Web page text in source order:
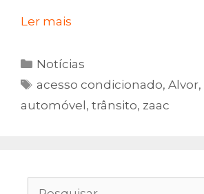
Ler mais
Categorias
Notícias
Etiquetas
acesso condicionado,Alvor,
automóvel, trânsito, zaac